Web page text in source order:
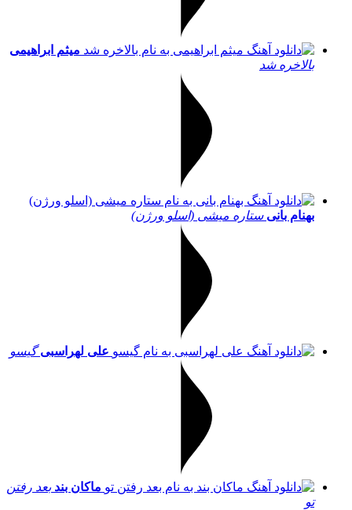
میثم ابراهیمی
بالاخره شد
بهنام بانی ستاره میشی (اسلو ورژن)
علی لهراسبی گیسو
ماکان بند بعد رفتن
تو